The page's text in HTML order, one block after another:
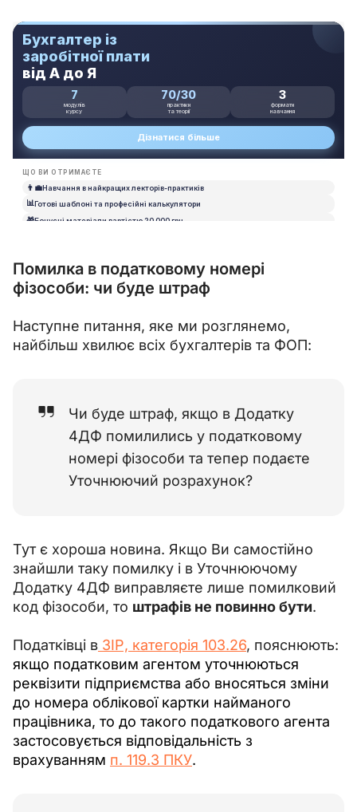
Помилка в податковому номері
фізособи: чи буде штраф
Наступне питання, яке ми розглянемо,
найбільш хвилює всіх бухгалтерів та ФОП:
Чи буде штраф, якщо в Додатку
4ДФ помилились у податковому
номері фізособи та тепер подаєте
Уточнюючий розрахунок?
Тут є хороша новина. Якщо Ви самостійно
знайшли таку помилку і в Уточнюючому
Додатку 4ДФ виправляєте лише помилковий
код фізособи, то штрафів не повинно бути.
Податківці в ЗІР, категорія 103.26, пояснюють:
якщо податковим агентом уточнюються
реквізити підприємства або вносяться зміни
до номера облікової картки найманого
працівника, то до такого податкового агента
застосовується відповідальність з
врахуванням п. 119.3 ПКУ.